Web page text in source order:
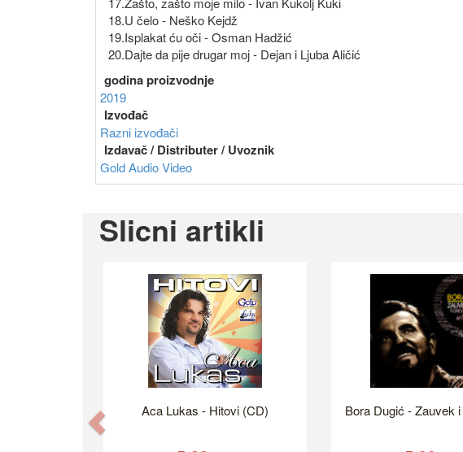
18.U čelo - Neško Kejdž
19.Isplakat ću oči - Osman Hadžić
20.Dajte da pije drugar moj - Dejan i Ljuba Aličić
godina proizvodnje
2019
Izvođač
Razni izvođači
Izdavač / Distributer / Uvoznik
Gold Audio Video
Slicni artikli
Aca Lukas - Hitovi (CD) Bora Dugić - Zauvek
Previous